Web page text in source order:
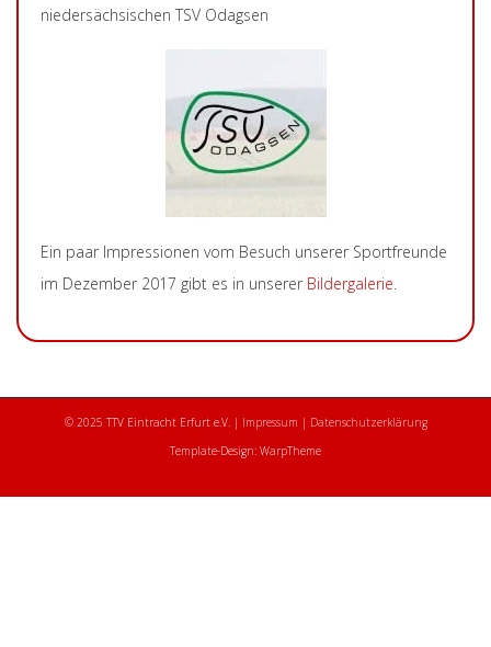
niedersächsischen TSV Odagsen
Ein paar Impressionen vom Besuch unserer Sportfreunde
im Dezember 2017 gibt es in unserer Bildergalerie.
© 2025 TTV Eintracht Erfurt e.V. | Impressum | Datenschutzerklärung
Template-Design: WarpTheme